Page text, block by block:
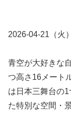
2026-04-21（火）
青空が大好きな
つ高さ16メート
は日本三舞台の
た特別な空間・